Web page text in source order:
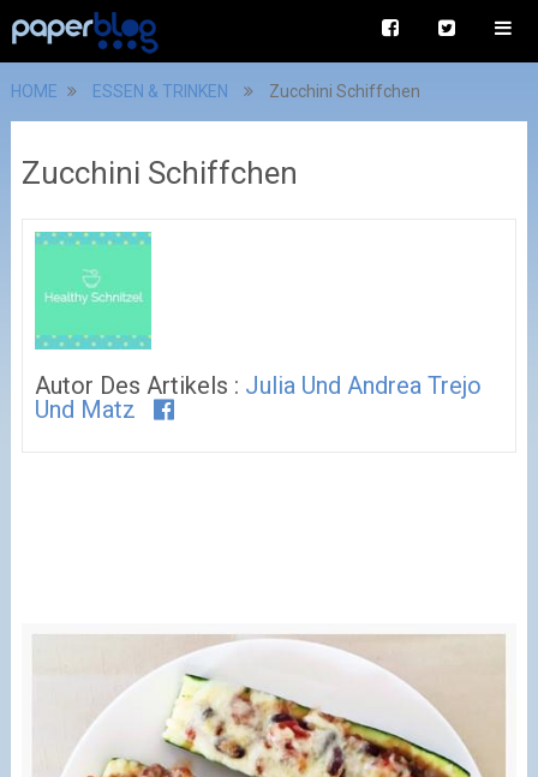
HOME ESSEN & TRINKEN Zucchini Schiffchen
Zucchini Schiffchen
Autor Des Artikels : Julia Und Andrea Trejo
Und Matz